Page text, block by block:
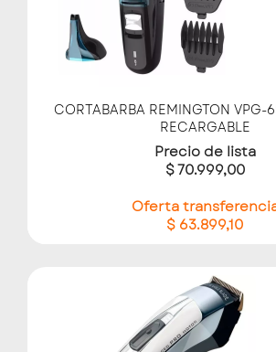
CORTABARBA REMINGTON VPG-
RECARGABLE
Precio de lista
$ 70.999,00
Oferta
$ 63.899,10